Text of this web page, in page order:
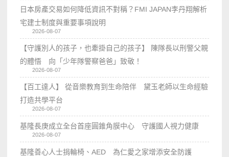
日本房產交易如何降低資訊不對稱？FMI JAPAN李丹翔解析
宅建士制度與重要事項說明
2026-08-07
【守護別人的孩子，也牽掛自己的孩子】 陳隊長以刑警父親
的體悟 向「少年隊警察爸爸」致敬！
2026-08-07
【百工達人】 從音樂教育到生命陪伴 黛玉老師以生命經驗
打造共學平台
2026-08-07
基隆長庚成立全台首座圓錐角膜中心 守護國人視力健康
2026-08-07
基隆善心人士捐輪椅、AED 為仁愛之家增添安全防護